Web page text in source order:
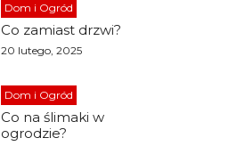
Dom i Ogród
Co zamiast drzwi?
20 lutego, 2025
Dom i Ogród
Co na ślimaki w
ogrodzie?